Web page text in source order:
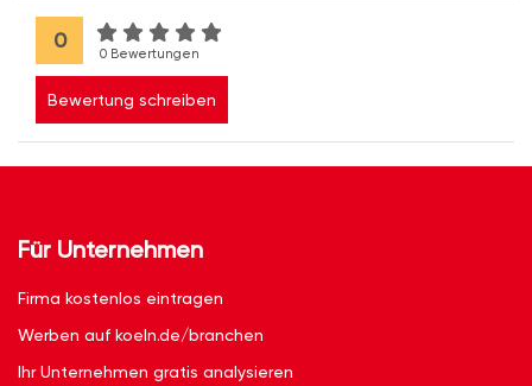
0
0 Bewertungen
Bewertung schreiben
Für Unternehmen
Firma kostenlos eintragen
Werben auf koeln.de/branchen
Ihr Unternehmen gratis analysieren